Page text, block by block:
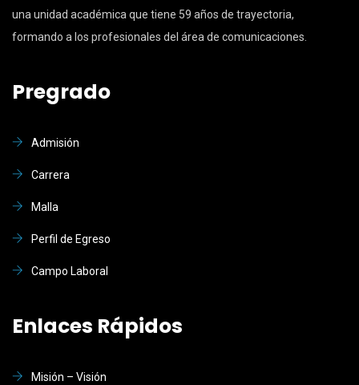
una unidad académica que tiene 59 años de trayectoria,
formando a los profesionales del área de comunicaciones.
Pregrado
Admisión
Carrera
Malla
Perfil de Egreso
Campo Laboral
Enlaces Rápidos
Misión – Visión